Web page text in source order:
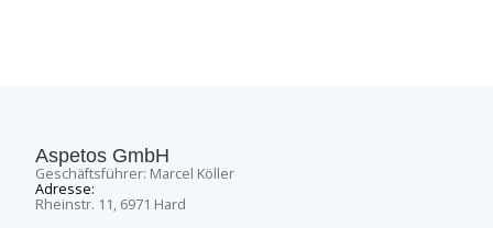
Aspetos GmbH
Geschäftsführer: Marcel Köller
Adresse:
Rheinstr. 11, 6971 Hard